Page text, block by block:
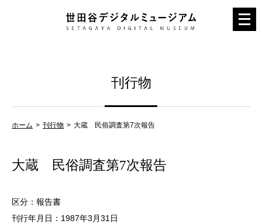
メ
ニ
刊行物
ホーム 刊行物 大蔵 民俗調査第7次報告
大蔵 民俗調査第7次報告
区分：報告書
刊行年月日：1987年3月31日